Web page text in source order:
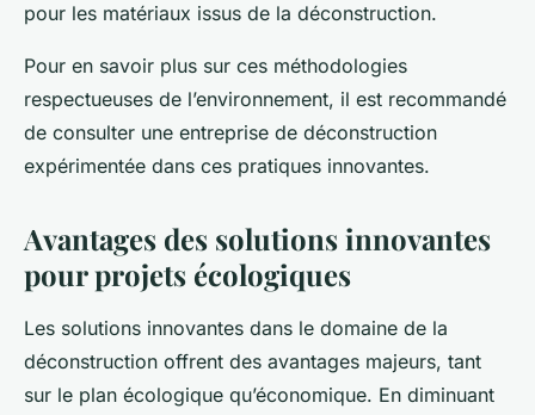
pour les matériaux issus de la déconstruction.
Pour en savoir plus sur ces méthodologies
respectueuses de l’environnement, il est recommandé
de consulter une entreprise de déconstruction
expérimentée dans ces pratiques innovantes.
Avantages des solutions innovantes
pour projets écologiques
Les solutions innovantes dans le domaine de la
déconstruction offrent des avantages majeurs, tant
sur le plan écologique qu’économique. En diminuant